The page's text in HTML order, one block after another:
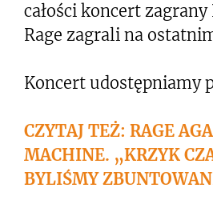
całości koncert
Rage zagrali na
Koncert udostępniamy
CZYTAJ TEŻ: RAGE
MACHINE. „KRZYK
BYLIŚMY